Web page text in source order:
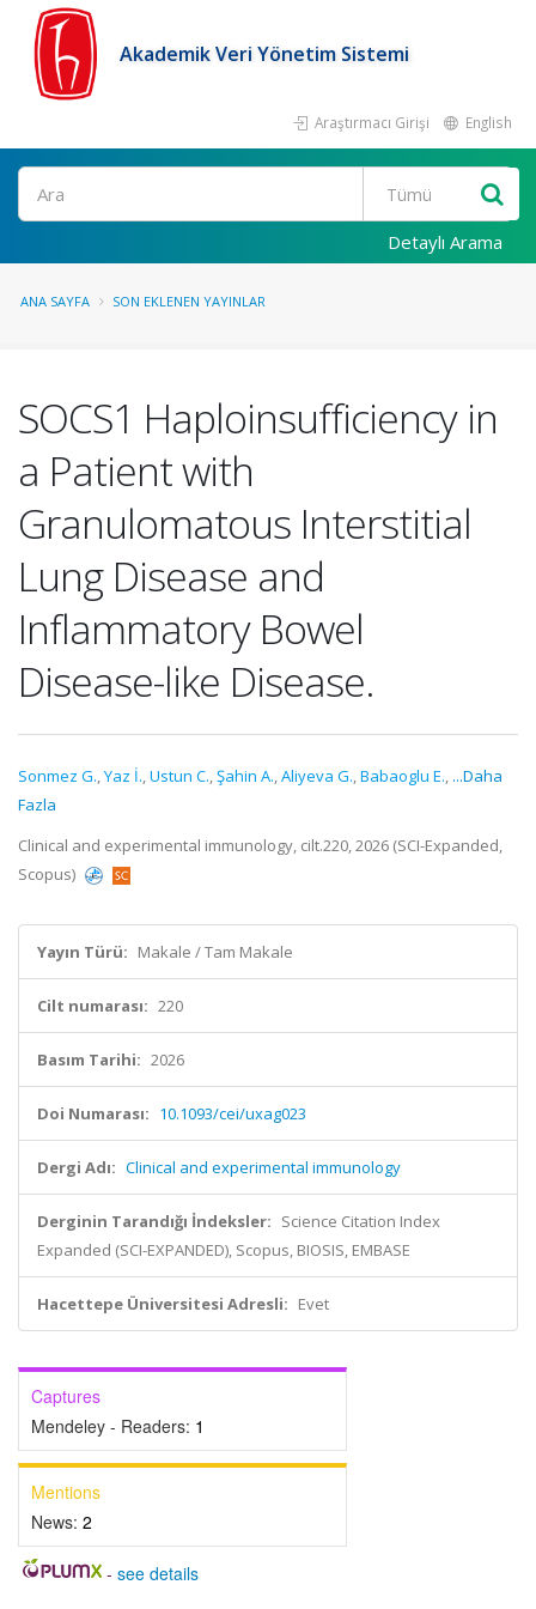
Akademik Veri Yönetim Sistemi
Araştırmacı Girişi English
Ara
Detaylı Arama
ANA SAYFA SON EKLENEN YAYINLAR
SOCS1 Haploinsufficiency in
a Patient with
Granulomatous Interstitial
Lung Disease and
Inflammatory Bowel
Disease-like Disease.
Sonmez G.,Yaz İ.,Ustun C.,Şahin A.,Aliyeva G.,Babaoglu E., ...Daha
Fazla
Clinical and experimental immunology, cilt.220, 2026 (SCI-Expanded,
Scopus)
Yayın Türü: Makale / Tam Makale
Cilt numarası: 220
Basım Tarihi: 2026
Doi Numarası: 10.1093/cei/uxag023
Dergi Adı: Clinical and experimental immunology
Derginin Tarandığı İndeksler: Science Citation Index
Expanded (SCI-EXPANDED), Scopus, BIOSIS, EMBASE
Hacettepe Üniversitesi Adresli: Evet
Captures
Mendeley - Readers: 1
Mentions
News: 2
- see details